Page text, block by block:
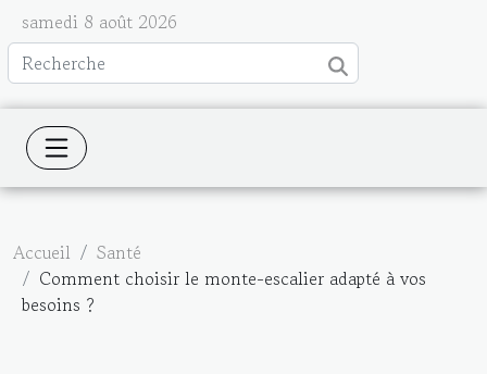
samedi 8 août 2026
Accueil
Santé
Comment choisir le monte-escalier adapté à vos
besoins ?